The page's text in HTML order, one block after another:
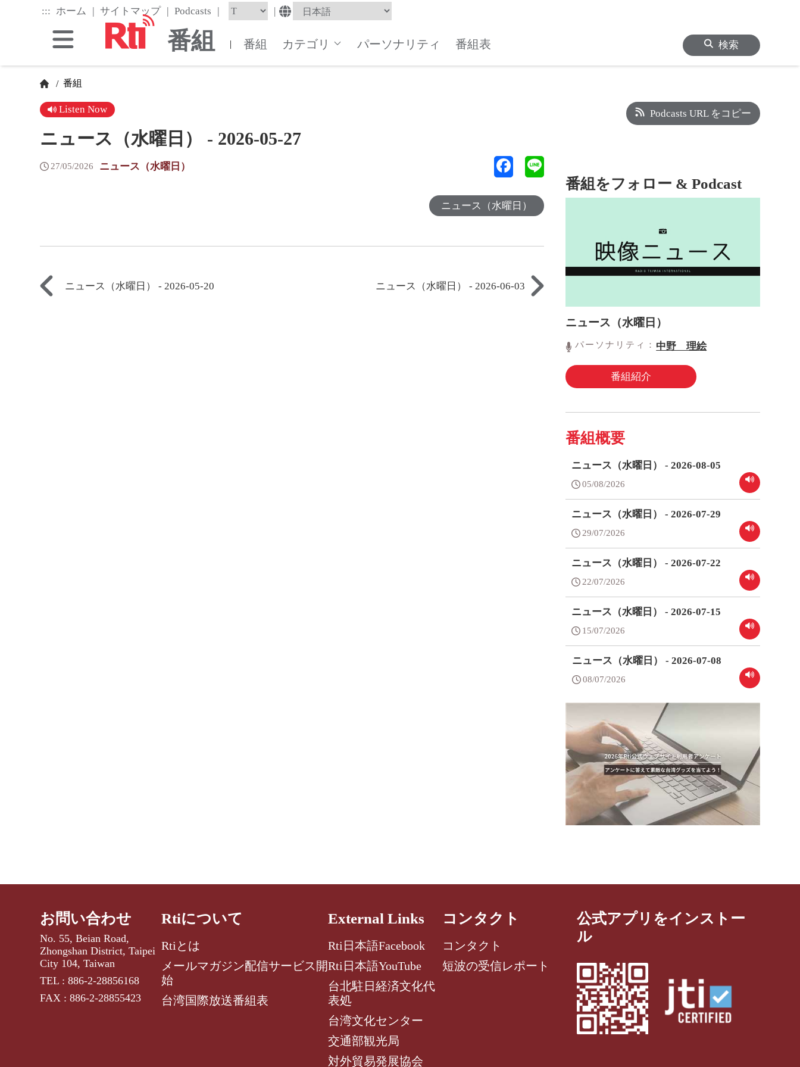
::: ホーム | サイトマップ | Podcasts | |
番組 | 番組 カテゴリ パーソナリティ 番組表 検索
/ 番組
Listen Now
ニュース（水曜日） - 2026-05-27
27/05/2026 ニュース（水曜日）
ニュース（水曜日）
ニュース（水曜日） - 2026-05-20 ニュース（水曜日） - 2026-06-03
Podcasts URL をコピー
番組をフォロー & Podcast
ニュース（水曜日）
パーソナリティ： 中野 理絵
番組紹介
番組概要
ニュース（水曜日） - 2026-08-05
05/08/2026
ニュース（水曜日） - 2026-07-29
29/07/2026
ニュース（水曜日） - 2026-07-22
22/07/2026
ニュース（水曜日） - 2026-07-15
15/07/2026
ニュース（水曜日） - 2026-07-08
08/07/2026
お問い合わせ
No. 55, Beian Road,
Zhongshan District, Taipei
City 104, Taiwan
TEL : 886-2-28856168
FAX : 886-2-28855423
Rtiについて
Rtiとは
メールマガジン配信サービス開
始
台湾国際放送番組表
External Links
Rti日本語Facebook
Rti日本語YouTube
台北駐日経済文化代
表処
台湾文化センター
交通部観光局
対外貿易発展協会
コンタクト
コンタクト
短波の受信レポート
公式アプリをインストー
ル